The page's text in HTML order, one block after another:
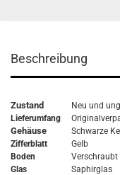
Beschreibung
Zustand Neu und
Lieferumfang
Gehäuse
Schwarze
Zifferblatt
Gelb
Boden
Glas
Saphirglas